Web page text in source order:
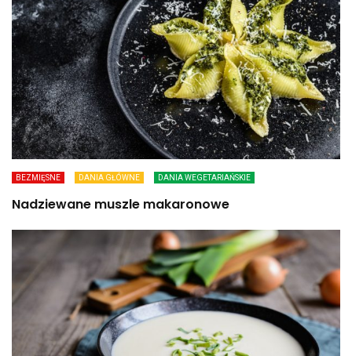
BEZMIĘSNE DANIA GŁÓWNE DANIA WEGETARIAŃSKIE
Nadziewane muszle makaronowe